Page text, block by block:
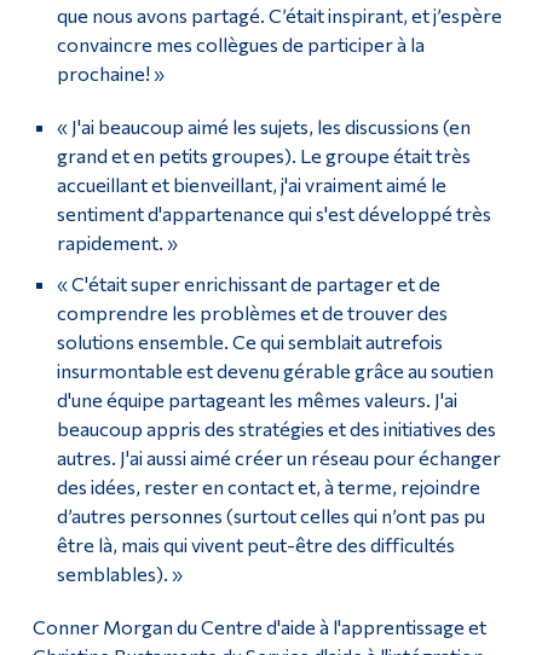
que nous avons partagé. C’était inspirant, et j’espère
convaincre mes collègues de participer à la
prochaine! »
« J'ai beaucoup aimé les sujets, les discussions (en
grand et en petits groupes). Le groupe était très
accueillant et bienveillant, j'ai vraiment aimé le
sentiment d'appartenance qui s'est développé très
rapidement. »
« C'était super enrichissant de partager et de
comprendre les problèmes et de trouver des
solutions ensemble. Ce qui semblait autrefois
insurmontable est devenu gérable grâce au soutien
d'une équipe partageant les mêmes valeurs. J'ai
beaucoup appris des stratégies et des initiatives des
autres. J'ai aussi aimé créer un réseau pour échanger
des idées, rester en contact et, à terme, rejoindre
d’autres personnes (surtout celles qui n’ont pas pu
être là, mais qui vivent peut-être des difficultés
semblables). »
Conner Morgan du Centre d'aide à l'apprentissage et